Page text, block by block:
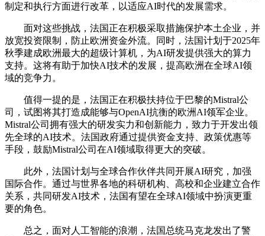
制定和执行方面进行改革，以适应AI时代的发展需求。
面对这些挑战，法国正在积极采取措施保护本土企业，并
放宽投资限制，防止欧洲资金外流。同时，法国计划于2025年
秋季建成欧洲最大的超级计算机，为AI研发提供强大的算力
支持。这将有助于加快AI技术的发展，提高欧洲在全球AI领
域的竞争力。
值得一提的是，法国正在积极扶持位于巴黎的Mistral公
司，试图将其打造成能够与OpenAI抗衡的欧洲AI领军企业。
Mistral公司拥有强大的研发实力和创新能力，致力于开发出领
先全球的AI技术。法国政府通过提供资金支持、政策优惠等
手段，鼓励Mistral公司在AI领域取得更大的突破。
此外，法国计划与全球合作伙伴共同开展AI研究，加强
国际合作。通过与世界各地的科研机构、高校和企业建立合作
关系，共同研发AI技术，法国有望在全球AI领域中扮演更重
要的角色。
总之，面对人工智能的浪潮，法国总统马克龙发出了警